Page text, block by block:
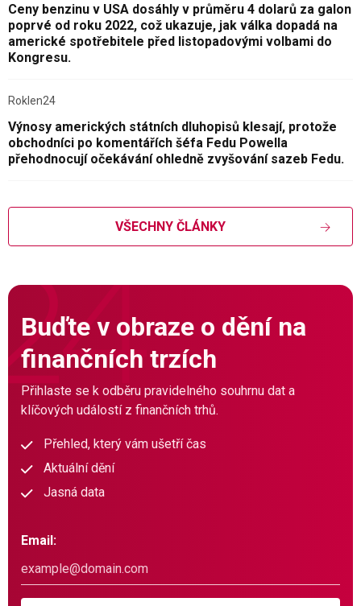
Ceny benzinu v USA dosáhly v průměru 4 dolarů za galon
poprvé od roku 2022, což ukazuje, jak válka dopadá na
americké spotřebitele před listopadovými volbami do
Kongresu.
Roklen24
Výnosy amerických státních dluhopisů klesají, protože
obchodníci po komentářích šéfa Fedu Powella
přehodnocují očekávání ohledně zvyšování sazeb Fedu.
VŠECHNY ČLÁNKY
Buďte v obraze o dění na
finančních trzích
Přihlaste se k odběru pravidelného souhrnu dat a
klíčových událostí z finančních trhů.
Přehled, který vám ušetří čas
Aktuální dění
Jasná data
Email: